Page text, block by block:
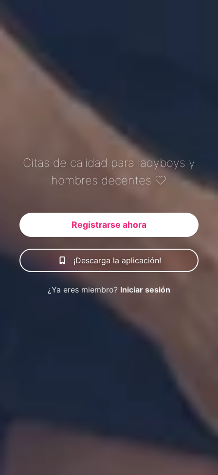
Citas de calidad para ladyboys y
hombres decentes ♡
Registrarse ahora
¡Descarga la aplicación!
¿Ya eres miembro? Iniciar sesión